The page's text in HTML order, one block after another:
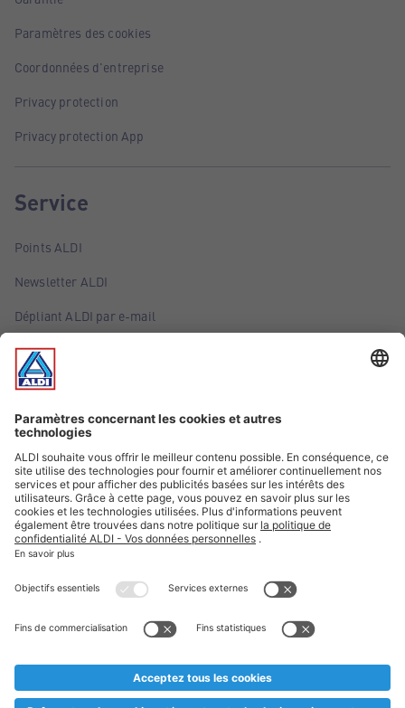
Paramètres des cookies
Coordonnées d'entreprise
Privacy protection
Privacy protection App
Service
Points ALDI
Newsletter ALDI
Dépliant ALDI par e-mail
Offres
Infos essentielles
Suivez ALDI Belgique
Textes marqués d'un astérisque et mentions légales
* Nous vendons ces articles temporairement et jusqu'à
au cas où, malgré le planning bien étudié, nous serions
prématurément en rupture de stock. Prix Recupel et TVA incl.
** Sur ce site, l’utilisation de la forme masculine a été adoptée